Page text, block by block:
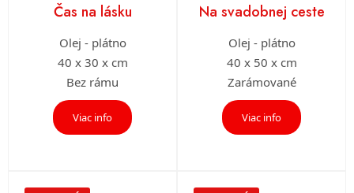
Čas na lásku
Olej - plátno
40 x 30 x cm
Bez rámu
Viac info
Na svadobnej ceste
Olej - plátno
40 x 50 x cm
Zarámované
Viac info